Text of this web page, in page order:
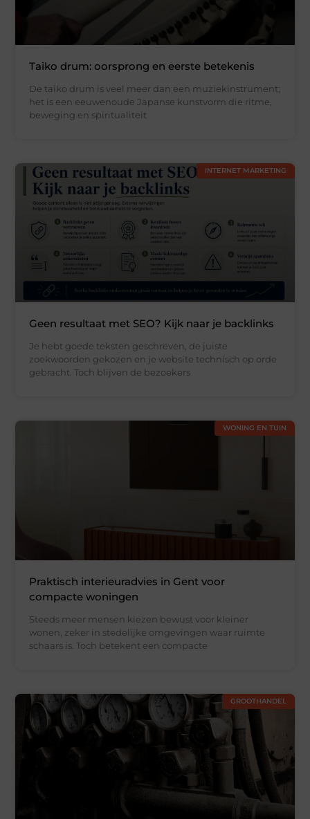
Taiko drum: oorsprong en eerste betekenis
De taiko drum is veel meer dan een muziekinstrument;
het is een eeuwenoude Japanse kunstvorm die ritme,
beweging en spiritualiteit
INTERNET MARKETING
Geen resultaat met SEO? Kijk naar je backlinks
Je hebt goede teksten geschreven, de juiste
zoekwoorden gekozen en je website technisch op orde
gebracht. Toch blijven de bezoekers
WONING EN TUIN
Praktisch interieuradvies in Gent voor
compacte woningen
Steeds meer mensen kiezen bewust voor kleiner
wonen, zeker in stedelijke omgevingen waar ruimte
schaars is. Toch betekent een compacte
GROOTHANDEL